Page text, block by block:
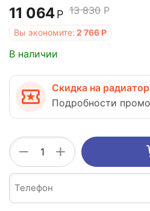
11 064 Р 13 830 Р
Вы экономите: 2 766 Р
В наличии
Скидка на
Подробности
+
−